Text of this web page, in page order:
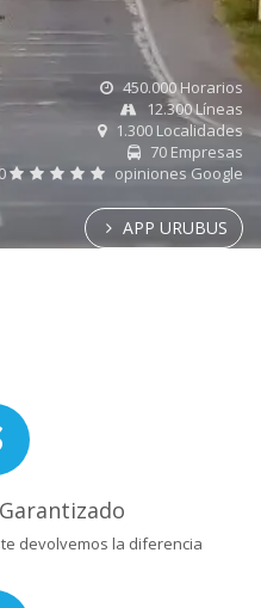
450.000 Horarios
12.300 Líneas
1.300 Localidades
70 Empresas
opiniones Google
APP URUBUS
devolvemos la diferencia